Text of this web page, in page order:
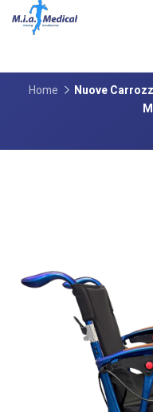
Nuove
Home
Nuove